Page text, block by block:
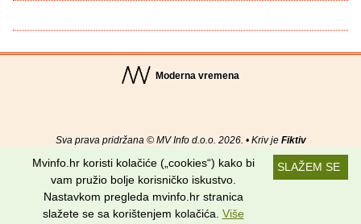
Moderna vremena
Sva prava pridržana © MV Info d.o.o. 2026. • Kriv je Fiktiv
Uvjeti korištenja RSS kanali
Potraži nas na:
SLAŽEM SE
Mvinfo.hr koristi kolačiće („cookies“) kako bi
vam pružio bolje korisničko iskustvo.
Nastavkom pregleda mvinfo.hr stranica
slažete se sa korištenjem kolačića. Više